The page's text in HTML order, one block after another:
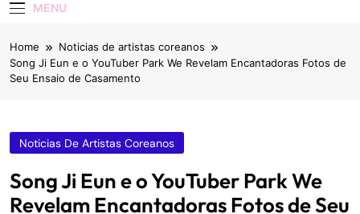
MENU
Home
Noticias de artistas coreanos
Song Ji Eun e o YouTuber Park We Revelam Encantadoras Fotos de
Seu Ensaio de Casamento
Noticias De Artistas Coreanos
Song Ji Eun e o YouTuber Park We
Revelam Encantadoras Fotos de Seu